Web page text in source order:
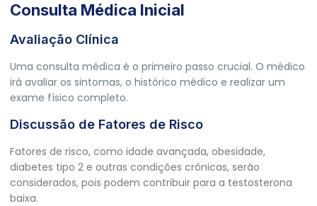
Consulta Médica Inicial
Avaliação Clínica
Uma consulta médica é o primeiro passo crucial. O médico
irá avaliar os sintomas, o histórico médico e realizar um
exame físico completo.
Discussão de Fatores de Risco
Fatores de risco, como idade avançada, obesidade,
diabetes tipo 2 e outras condições crônicas, serão
considerados, pois podem contribuir para a testosterona
baixa.